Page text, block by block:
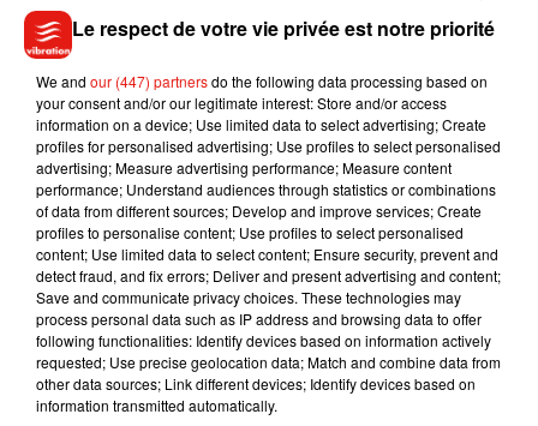
femmes, sont humiliés et réglementés par la société, j'ai été
excitée de travailler sur Insatiable car c'est une série qui
évoque et confronte ces idées à travers la satire. Une satire,
c'est une façon de s'amuser des choses les plus
compliquées, d'apporter ce qui est sombre dans la lumière,
d'entrer dans des conversations compliquées. »
pic.twitter.com/XEbJnyjmei
— debbyryan (@DebbyRyan)21 juillet 2018
Sachez que la serie Insatiable avec Alyssa Milano et Debby
Ryan sera disponible sur le site de streaming Netflix le 10
août prochain.
Le respect de votre vie privée est notre priorité
We and our (447) partnersdo the following data processing based on
your consent and/or our legitimate interest: Store and/or access
information on a device; Use limited data to select advertising; Create
profiles for personalised advertising; Use profiles to select personalised
advertising; Measure advertising performance; Measure content
performance; Understand audiences through statistics or combinations
of data from different sources; Develop and improve services; Create
profiles to personalise content; Use profiles to select personalised
content; Use limited data to select content; Ensure security, prevent and
detect fraud, and fix errors; Deliver and present advertising and content;
Save and communicate privacy choices. These technologies may
process personal data such as IP address and browsing data to offer
following functionalities: Identify devices based on information actively
requested; Use precise geolocation data; Match and combine data from
other data sources; Link different devices; Identify devices based on
information transmitted automatically.